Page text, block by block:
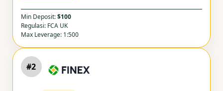
Min Deposit:$100
Regulasi: FCA UK
Max Leverage: 1:500
#2